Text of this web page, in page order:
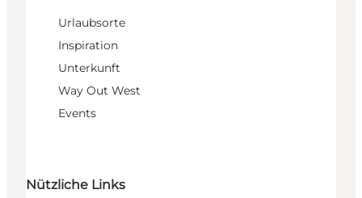
Urlaubsorte
Inspiration
Unterkunft
Way Out West
Events
Nützliche Links